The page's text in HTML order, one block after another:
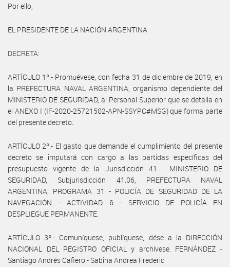
Por ello,
EL PRESIDENTE DE LA NACIÓN ARGENTINA
DECRETA:
ARTÍCULO 1º.- Promuévese, con fecha 31 de diciembre de 2019, en
la PREFECTURA NAVAL ARGENTINA, organismo dependiente del
MINISTERIO DE SEGURIDAD, al Personal Superior que se detalla en
el ANEXO I (IF-2020-25721502-APN-SSYPC#MSG) que forma parte
del presente decreto.
ARTÍCULO 2º.- El gasto que demande el cumplimiento del presente
decreto se imputará con cargo a las partidas específicas del
presupuesto vigente de la Jurisdicción 41 - MINISTERIO DE
SEGURIDAD, Subjurisdicción 41.06, PREFECTURA NAVAL
ARGENTINA, PROGRAMA 31 - POLICÍA DE SEGURIDAD DE LA
NAVEGACIÓN - ACTIVIDAD 6 - SERVICIO DE POLICÍA EN
DESPLIEGUE PERMANENTE.
ARTÍCULO 3º.- Comuníquese, publíquese, dése a la DIRECCIÓN
NACIONAL DEL REGISTRO OFICIAL y archívese. FERNÁNDEZ -
Santiago Andrés Cafiero - Sabina Andrea Frederic